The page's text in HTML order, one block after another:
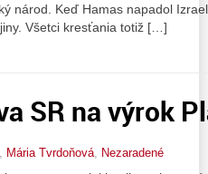
národ. Keď Hamas napadol
Všetci kresťania totiž […]
SR na výrok
Mária Tvrdoňová Nezaradené